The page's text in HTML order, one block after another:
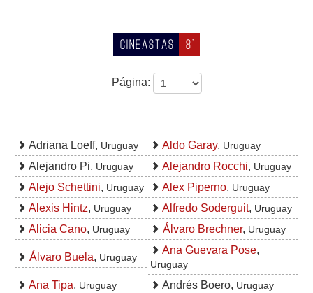
CINEASTAS 81
Página:
Adriana Loeff, Uruguay Aldo Garay, Uruguay
Alejandro Pi, Uruguay Alejandro Rocchi, Uruguay
Alejo Schettini, Uruguay Alex Piperno, Uruguay
Alexis Hintz, Uruguay Alfredo Soderguit, Uruguay
Alicia Cano, Uruguay Álvaro Brechner, Uruguay
Álvaro Buela, Uruguay
Ana Guevara Pose,
Uruguay
Ana Tipa, Uruguay Andrés Boero, Uruguay